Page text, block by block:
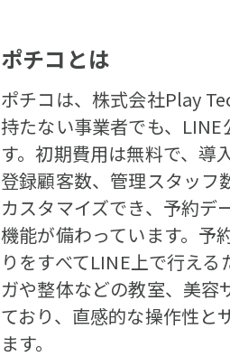
ポチコ とは
ポチコは、株式会社Play
持たない事業者でも、
す。初期費用は無料で、導
登録顧客数、管理スタッフ
カスタマイズでき、予約デ
機能が備わっています。予
りをすべてLINE上で行え
ガや整体などの教室、美容
ており、直感的な操作性と
ます。